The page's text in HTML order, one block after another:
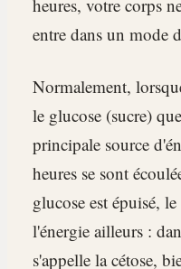
heures, votre corps
entre dans un mode
Normalement,
le glucose (sucre)
principale source
heures se sont
glucose est épuisé,
l'énergie ailleurs :
s'appelle la cétose,